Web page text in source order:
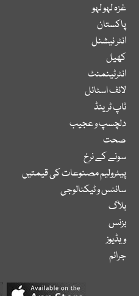
غزہ لہو لہو
پاکستان
انٹر نیشنل
کھیل
انٹرٹینمنٹ
لائف اسٹائل
ٹاپ ٹرینڈ
دلچسپ و عجیب
صحت
سونے کے نرخ
پیٹرولیم مصنوعات کی قیمتیں
سائنس و ٹیکنالوجی
بلاگ
بزنس
ویڈیوز
جرائم